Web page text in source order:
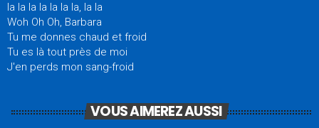
la la la la la la la, la la
Woh Oh Oh, Barbara
Tu me donnes chaud et froid
Tu es là tout près de moi
J'en perds mon sang-froid
VOUS AIMEREZ AUSSI